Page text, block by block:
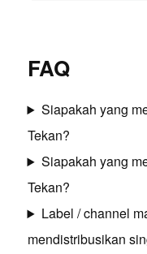
FAQ
Siapakah yang
Tekan?
Siapakah yang
Tekan?
Label / channel
mendistribusikan